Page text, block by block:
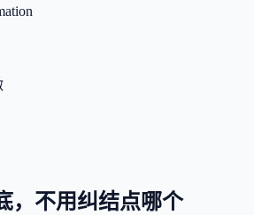
，不用纠结点哪个